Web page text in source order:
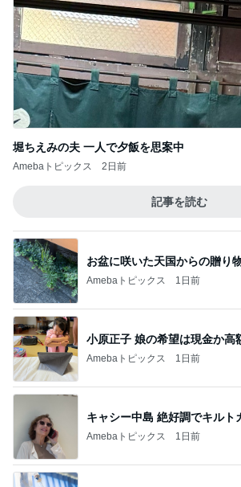
堀ちえみの夫 一人で夕飯を思案中
Amebaトピックス 2日前
記事を読む
お盆に咲いた天国からの贈り
Amebaトピックス 1日前
小原正子 娘の希望は現金か高
Amebaトピックス 1日前
キャシー中島 絶好調でキルト
Amebaトピックス 1日前